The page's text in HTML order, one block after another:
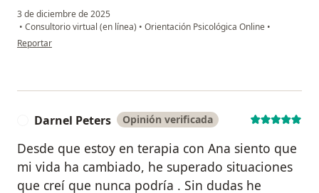
3 de diciembre de 2025
• Consultorio virtual (en línea) • Orientación Psicológica Online •
en opinión del usuario Nayareth
Reportar
Darnel Peters Opinión verificada
Desde que estoy en terapia con Ana siento que
mi vida ha cambiado, he superado situaciones
que creí que nunca podría . Sin dudas he